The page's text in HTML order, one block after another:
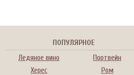
ПОПУЛЯРНОЕ
Ледяное вино
Портвейн
Херес
Ром